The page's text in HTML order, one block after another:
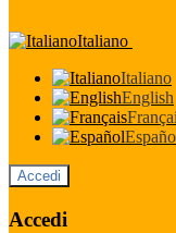
Italiano
Italiano
English
Accedi
Accedi